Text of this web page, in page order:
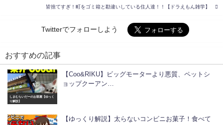
皆捨てすぎ！町をゴミ箱と勘違いしている住人達！！【ドラえもん雑学】
Twitterでフォローしよう
おすすめの記事
しまむらいだーのお部屋【ゆっく
り解説】
【Coo&RIKU】ビッグモーターより悪質、ペットシ
ョップクーアン…
【ゆっくり解説】太らないコンビニお菓子！食べて